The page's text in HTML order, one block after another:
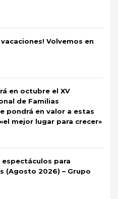
vacaciones! Volvemos en
en octubre el XV
de Familias
pondrá en valor a estas
mejor lugar para crecer»
espectáculos para
(Agosto 2026) – Grupo